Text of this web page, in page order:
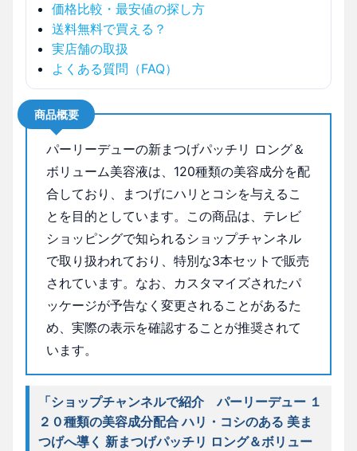
価格比較・最安値の探し方
送料無料で買える？
実店舗の取扱
よくある質問（FAQ）
商品概要
パーリーデューの新まつげパッチリ ロング＆
ボリューム美容液は、120種類の美容成分を配
合しており、まつげにハリとコシを与えるこ
とを目的としています。この商品は、テレビ
ショッピングで知られるショップチャンネル
で取り扱われており、特別な3本セットで販売
されています。なお、カスタマイズされたパ
ッケージが予告なく変更されることがあるた
め、実際の表示を確認することが推奨されて
います。
「ショップチャンネルで紹介 パーリーデュー １
２０種類の美容成分配合 ハリ・コシのある 美ま
つげへ導く 新まつげパッチリ ロング＆ボリュー